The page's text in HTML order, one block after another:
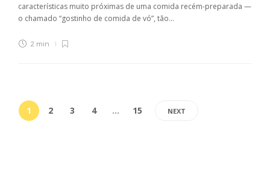
características muito próximas de uma comida recém-preparada —
o chamado “gostinho de comida de vó”, tão...
2 min
1 2 3 4 … 15 NEXT